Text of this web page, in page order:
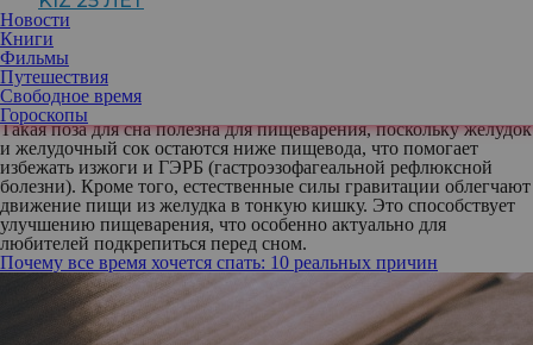
Новости
Книги
Фильмы
Путешествия
Свободное время
Гороскопы
Среди преимуществ — улучшение пищеварения и снижение
давление на печень. А еще считается, что поза лежа на левом
боку идеально подходит для беременных женщин. Так ли это на
самом деле?
Ученые давно выяснили: спать на левом боку действительно
полезнее, чем на правом.
Такая поза для сна полезна для пищеварения, поскольку желудок
и желудочный сок остаются ниже пищевода, что помогает
избежать изжоги и ГЭРБ (гастроэзофагеальной рефлюксной
болезни). Кроме того, естественные силы гравитации облегчают
движение пищи из желудка в тонкую кишку. Это способствует
улучшению пищеварения, что особенно актуально для
любителей подкрепиться перед сном.
Почему все время хочется спать: 10 реальных причин